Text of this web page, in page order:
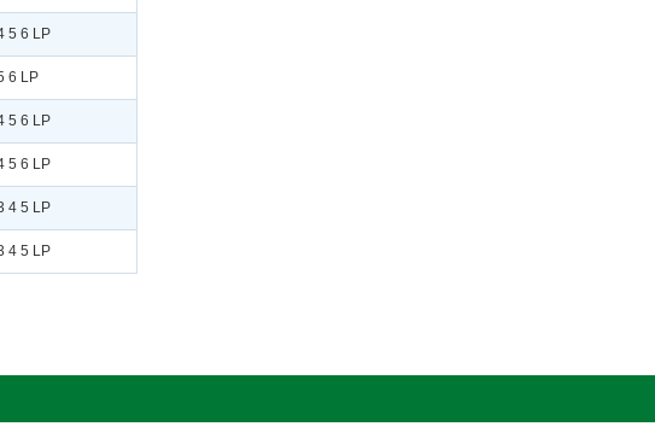
5 6 LP
6 LP
5 6 LP
5 6 LP
4 5 LP
4 5 LP